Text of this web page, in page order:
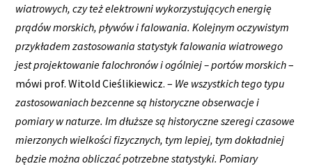
wiatrowych, czy też elektrowni wykorzystujących energię
prądów morskich, pływów i falowania. Kolejnym oczywistym
przykładem zastosowania statystyk falowania wiatrowego
jest projektowanie falochronów i ogólniej – portów morskich–
mówi prof. Witold Cieślikiewicz. – We wszystkich tego typu
zastosowaniach bezcenne są historyczne obserwacje i
pomiary w naturze. Im dłuższe są historyczne szeregi czasowe
mierzonych wielkości fizycznych, tym lepiej, tym dokładniej
będzie można obliczać potrzebne statystyki. Pomiary